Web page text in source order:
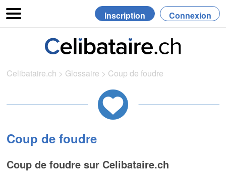
Inscription Connexion
Celibataire.ch > Glossaire > Coup de foudre
Coup de foudre
Coup de foudre sur Celibataire.ch